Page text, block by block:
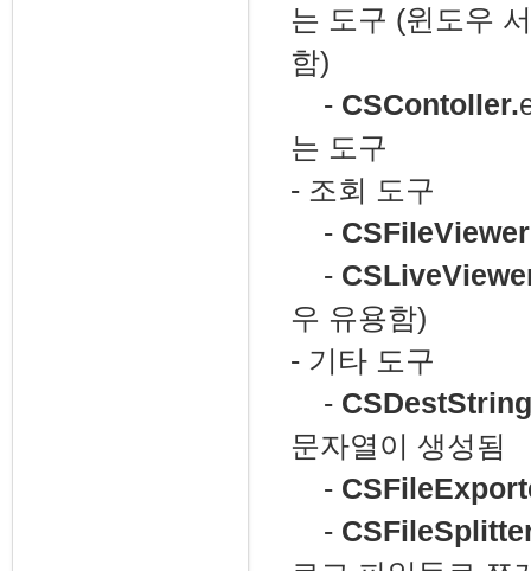
는 도구 (윈도우
함)
- CSContoller.
는 도구
- 조회 도구
- CSFileViewer
-
우 유용함)
- 기타 도구
-
문자열이 생성됨
-
-